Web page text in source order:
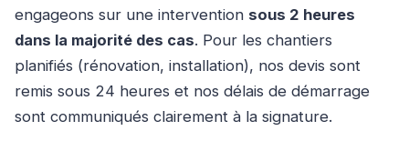
engageons sur une intervention sous 2 heures
dans la majorité des cas. Pour les chantiers
planifiés (rénovation, installation), nos devis sont
remis sous 24 heures et nos délais de démarrage
sont communiqués clairement à la signature.